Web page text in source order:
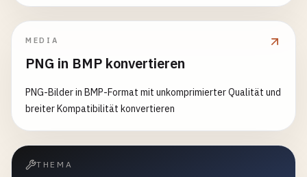
MEDIA
PNG in BMP konvertieren
PNG-Bilder in BMP-Format mit unkomprimierter Qualität und
breiter Kompatibilität konvertieren
THEMA